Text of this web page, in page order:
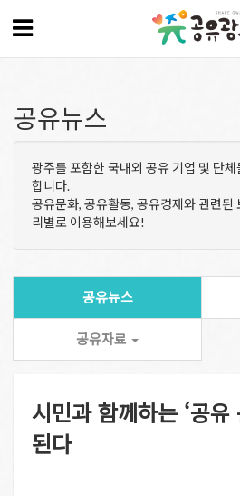
공유뉴스
광주를 포함한 국내외 공유 기업 및 단
합니다.
공유문화, 공유활동, 공유경제와 관련된
리별로 이용해보세요!
공유뉴스
공유자료
시민과 함께하는 ‘공유
된다